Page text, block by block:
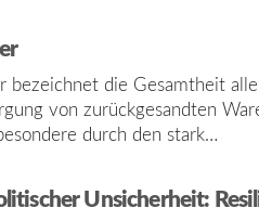
bezeichnet die Gesamtheit
von zurückgesandten
durch den stark…
Unsicherheit: